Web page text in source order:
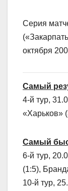
Серия
октября
Самый
4-й тур,
«Харьков»
Самый
6-й тур,
(1:5),
10-й тур,